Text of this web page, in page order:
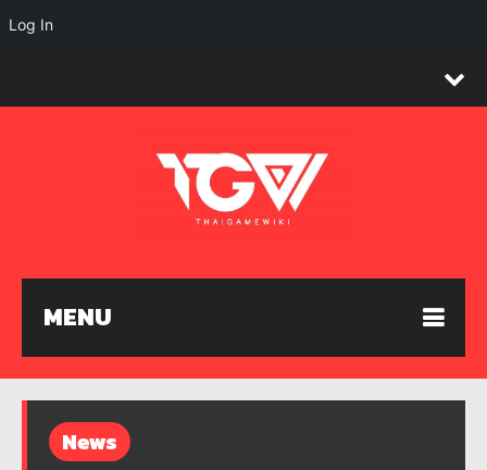
MENU
News
Log In